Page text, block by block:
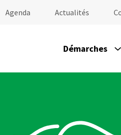
Agenda Actualités
Démarches